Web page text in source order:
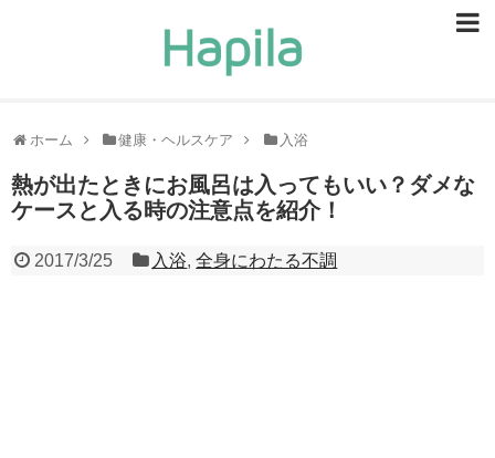
ホーム 健康・ヘルスケア 入浴
熱が出たときにお風呂は入ってもいい？ダメな
ケースと入る時の注意点を紹介！
2017/3/25 入浴,全身にわたる不調
ヘアケア
ヘルスケア
食事・食べ物